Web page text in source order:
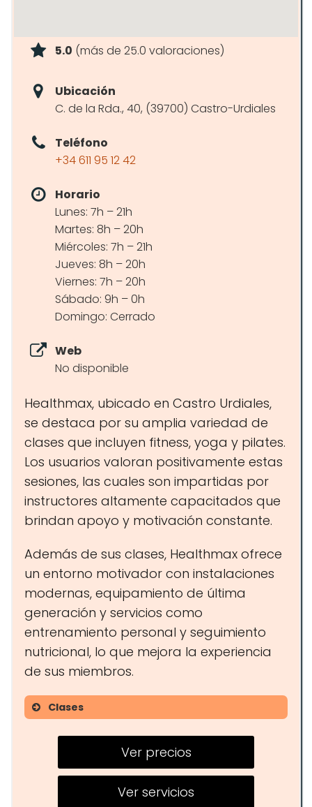
5.0 (más de 25.0 valoraciones)
Ubicación
C. de la Rda., 40, (39700) Castro-Urdiales
Teléfono
+34 611 95 12 42
Horario
Lunes: 7h – 21h
Martes: 8h – 20h
Miércoles: 7h – 21h
Jueves: 8h – 20h
Viernes: 7h – 20h
Sábado: 9h – 0h
Domingo: Cerrado
Web
No disponible
Healthmax, ubicado en Castro Urdiales,
se destaca por su amplia variedad de
clases que incluyen fitness, yoga y pilates.
Los usuarios valoran positivamente estas
sesiones, las cuales son impartidas por
instructores altamente capacitados que
brindan apoyo y motivación constante.
Además de sus clases, Healthmax ofrece
un entorno motivador con instalaciones
modernas, equipamiento de última
generación y servicios como
entrenamiento personal y seguimiento
nutricional, lo que mejora la experiencia
de sus miembros.
Clases
Fitness
Pilates
Ver precios
Ver servicios